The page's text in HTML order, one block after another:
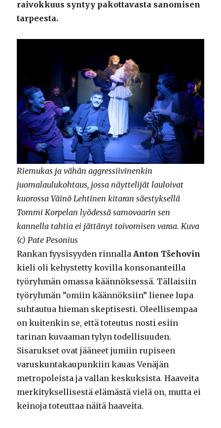
raivokkuus syntyy pakottavasta sanomisen
tarpeesta.
Riemukas ja vähän aggressiivinenkin
juomalaulukohtaus, jossa näyttelijät lauloivat
kuorossa Väinö Lehtinen kitaran säestyksellä
Tommi Korpelan lyödessä samovaarin sen
kannella tahtia ei jättänyt toivomisen varaa. Kuva
(c) Pate Pesonius
Rankan fyysisyyden rinnallaAnton Tšehovin
kieli oli kehystetty kovilla konsonanteilla
työryhmän omassa käännöksessä. Tällaisiin
työryhmän ”omiin käännöksiin” lienee lupa
suhtautua hieman skeptisesti. Oleellisempaa
on kuitenkin se, että toteutus nosti esiin
tarinan kuvaaman tylyn todellisuuden.
Sisarukset ovat jääneet jumiin rupiseen
varuskuntakaupunkiin kauas Venäjän
metropoleista ja vallan keskuksista. Haaveita
merkityksellisestä elämästä vielä on, mutta ei
keinoja toteuttaa näitä haaveita.